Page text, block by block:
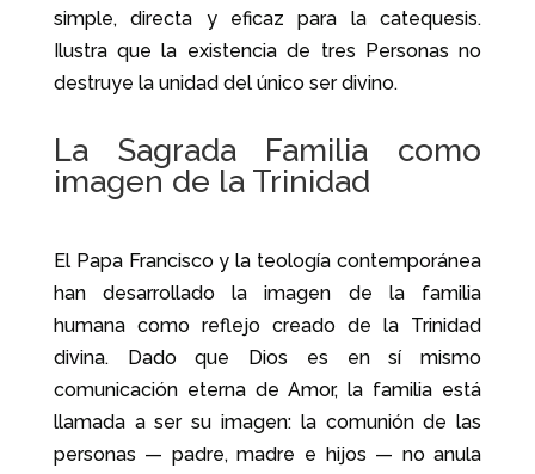
simple, directa y eficaz para la catequesis.
Ilustra que la existencia de tres Personas no
destruye la unidad del único ser divino.
La Sagrada Familia como
imagen de la Trinidad
El Papa Francisco y la teología contemporánea
han desarrollado la imagen de la familia
humana como reflejo creado de la Trinidad
divina. Dado que Dios es en sí mismo
comunicación eterna de Amor, la familia está
llamada a ser su imagen: la comunión de las
personas — padre, madre e hijos — no anula